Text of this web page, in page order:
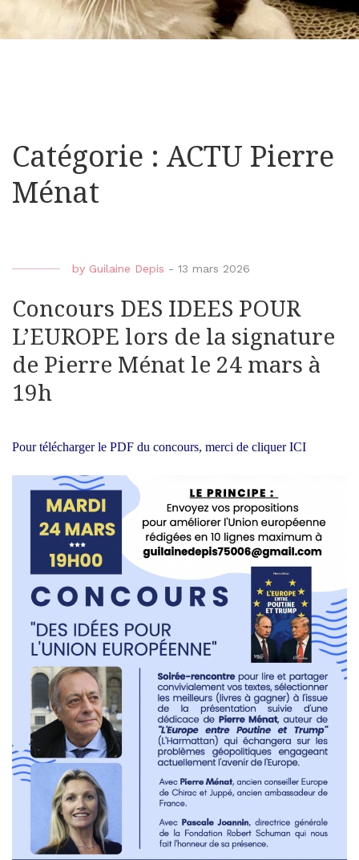
Catégorie : ACTU Pierre
Ménat
by Guilaine Depis - 13 mars 2026
Concours DES IDEES POUR
L’EUROPE lors de la signature
de Pierre Ménat le 24 mars à
19h
Pour télécharger le PDF du concours, merci de cliquerICI